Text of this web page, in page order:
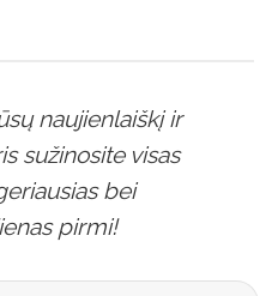
naujienlaiškį ir
sužinosite visas
bei
pirmi!